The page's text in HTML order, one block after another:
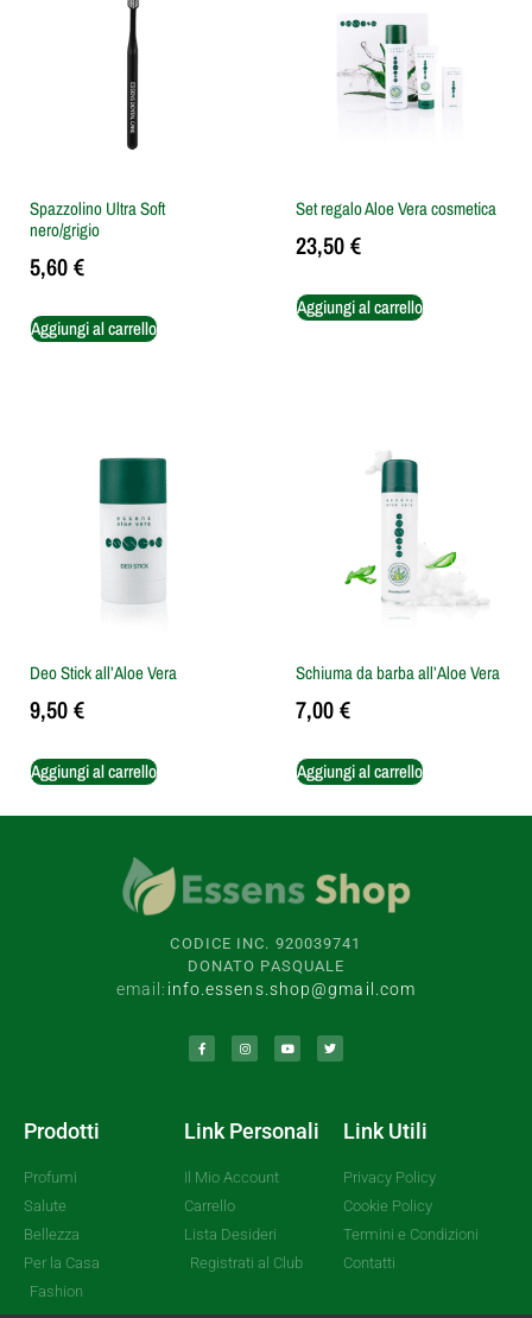
Spazzolino Ultra Soft
nero/grigio
5,60€
Aggiungi al carrello
Set regalo Aloe Vera cosmetica
23,50€
Aggiungi al carrello
Deo Stick all’Aloe Vera
9,50€
Aggiungi al carrello
Schiuma da barba all’Aloe Vera
7,00€
Aggiungi al carrello
CODICE INC. 920039741
DONATO PASQUALE
email: info.essens.shop@gmail.com
Prodotti
Profumi
Salute
Bellezza
Per la Casa
Fashion
Link Personali
Il Mio Account
Carrello
Lista Desideri
Registrati al Club
Link Utili
Privacy Policy
Cookie Policy
Termini e Condizioni
Contatti